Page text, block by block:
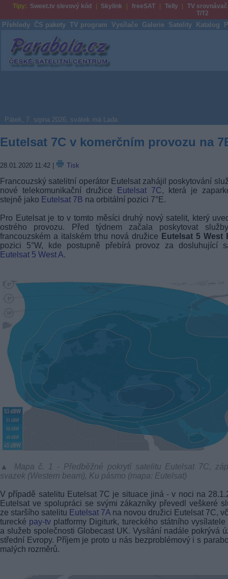
Tipy: Sweet.tv slevový kód Skylink freeSAT Telly
TV srovnávač
T/T2
Přehledy ČS pakety TV program Vysílače Galerie Satelity Katalog
Parabola.cz
Pátek, 7. srpna 2026, svátek má Lada
Eutelsat 7C v komerčním provozu na
28.01.2020 11:42 Tisk
Francouzský satelitní operátor Eutelsat zahájil poskytování
nové telekomunikační družice
Eutelsat 7C, která je
stejně jako Eutelsat 7B na orbitální pozici 7°E.
Pro Eutelsat je to v tomto měsíci druhý nový satelit, který
ostrého provozu. Před týdnem začala poskytovat
francouzském a italském trhu nová družice Eutelsat 5 West
pozici 5°W, kde postupně přebírá provoz za dosluhující
Eutelsat 5 West A.
▲ Mapa č. 1 - Předběžné pokrytí satelitu Eutelsat 7C,
svazek (Western beam), Ku pásmo (mapa: Eutelsat)
V případě satelitu Eutelsat 7C je situace jiná - v noci na
Eutelsat ve spolupráci se svými zákazníky převedl veškeré
ze staršího satelitu Eutelsat 7A na novou družici Eutelsat 7C,
turecké pay-tv platformy Digiturk, tureckého státního vysílatele
a služeb společnosti Globecast UK. Vysílání nadále pokrývá
střední Evropy. Příjem je proto u nás bezproblémový i s
malých rozměrů.